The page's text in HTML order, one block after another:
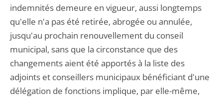
indemnités demeure en vigueur, aussi longtemps
qu'elle n'a pas été retirée, abrogée ou annulée,
jusqu'au prochain renouvellement du conseil
municipal, sans que la circonstance que des
changements aient été apportés à la liste des
adjoints et conseillers municipaux bénéficiant d'une
délégation de fonctions implique, par elle-même,